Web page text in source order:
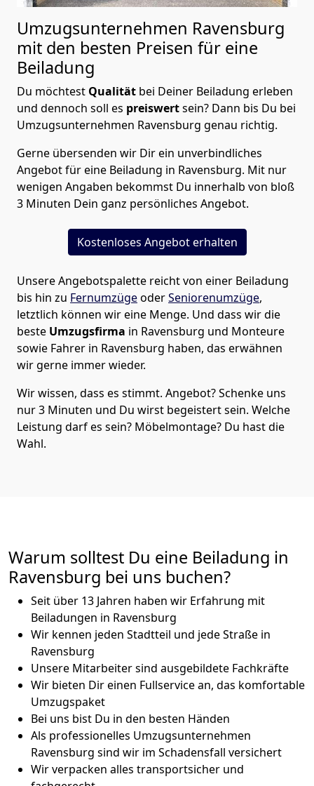
Umzugsunternehmen Ravensburg
mit den besten Preisen für eine
Beiladung
Du möchtest Qualität bei Deiner Beiladung erleben
und dennoch soll es preiswertsein? Dann bis Du bei
Umzugsunternehmen Ravensburg genau richtig.
Gerne übersenden wir Dir ein unverbindliches
Angebot für eine Beiladung in Ravensburg. Mit nur
wenigen Angaben bekommst Du innerhalb von bloß
3 Minuten Dein ganz persönliches Angebot.
Kostenloses Angebot erhalten
Unsere Angebotspalette reicht von einer Beiladung
bis hin zu FernumzügeoderSeniorenumzüge,
letztlich können wir eine Menge. Und dass wir die
beste Umzugsfirma in Ravensburg und Monteure
sowie Fahrer in Ravensburg haben, das erwähnen
wir gerne immer wieder.
Wir wissen, dass es stimmt. Angebot? Schenke uns
nur 3 Minuten und Du wirst begeistert sein. Welche
Leistung darf es sein? Möbelmontage? Du hast die
Wahl.
Warum solltest Du eine Beiladung in
Ravensburg bei uns buchen?
Seit über 13 Jahren haben wir Erfahrung mit
Beiladungen in Ravensburg
Wir kennen jeden Stadtteil und jede Straße in
Ravensburg
Unsere Mitarbeiter sind ausgebildete Fachkräfte
Wir bieten Dir einen Fullservice an, das komfortable
Umzugspaket
Bei uns bist Du in den besten Händen
Als professionelles Umzugsunternehmen
Ravensburg sind wir im Schadensfall versichert
Wir verpacken alles transportsicher und